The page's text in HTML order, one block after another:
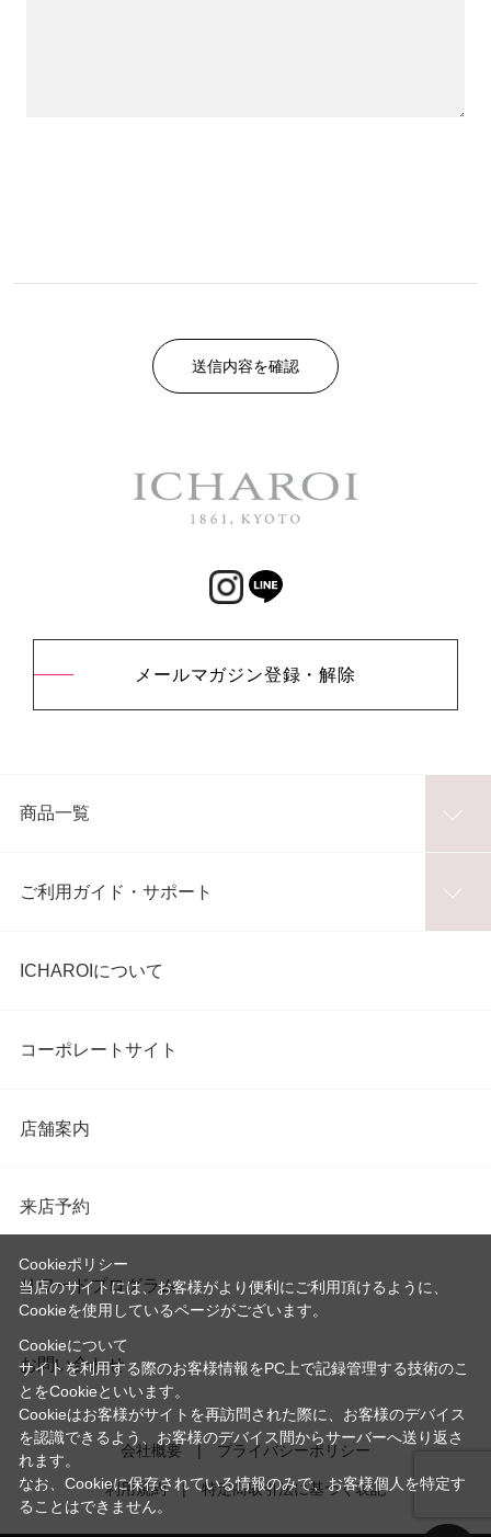
メールマガジン登録・解除
商品一覧
ご利用ガイド・サポート
ICHAROIについて
コーポレートサイト
店舗案内
来店予約
リワードプログラム
お問い合わせ
会社概要 プライバシーポリシー
利用規約 特定商取引法に基づく表記
Cookieポリシー
当店のサイトには、お客様がより便利にご利用頂けるように、
Cookieを使用しているページがございます。
Cookieについて
サイトを利用する際のお客様情報をPC上で記録管理する技術のこ
とをCookieといいます。
Cookieはお客様がサイトを再訪問された際に、お客様のデバイス
を認識できるよう、お客様のデバイス間からサーバーへ送り返さ
れます。
なお、Cookieに保存されている情報のみで、お客様個人を特定す
ることはできません。